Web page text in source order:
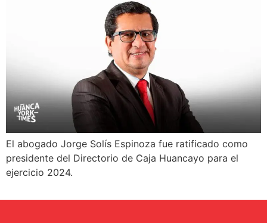
El abogado Jorge Solís Espinoza fue ratificado como
presidente del Directorio de Caja Huancayo para el
ejercicio 2024.